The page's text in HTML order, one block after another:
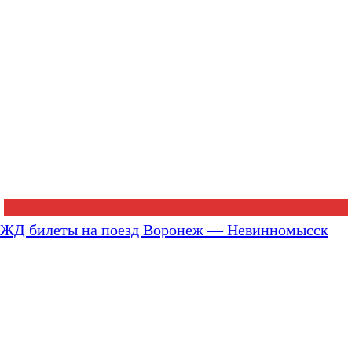
ЖД билеты на поезд Воронеж — Невинномысск